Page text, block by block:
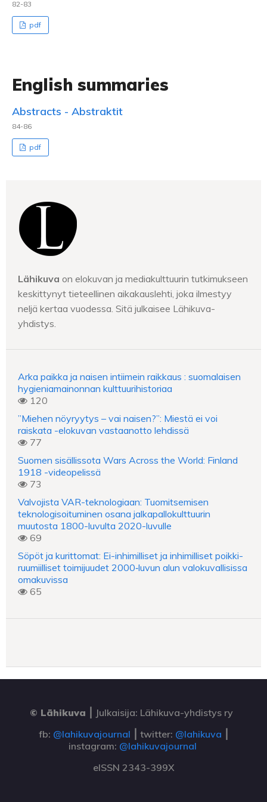
82-83
pdf
English summaries
Abstracts - Abstraktit
84-86
pdf
Lähikuva on elokuvan ja mediakulttuurin tutkimukseen
keskittynyt tieteellinen aikakauslehti, joka ilmestyy
neljä kertaa vuodessa. Sitä julkaisee Lähikuva-
yhdistys.
Arka paikka ja naisen intiimein raikkaus : suomalaisen
hygieniamainonnan kulttuurihistoriaa
120
”Miehen nöyryytys – vai naisen?”: Miestä ei voi
raiskata -elokuvan vastaanotto lehdissä
77
Suomen sisällissota Wars Across the World: Finland
1918 -videopelissä
73
Valvojista VAR-teknologiaan: Tuomitsemisen
teknologisoituminen osana jalkapallokulttuurin
muutosta 1800-luvulta 2020-luvulle
69
Söpöt ja kurittomat: Ei-inhimilliset ja inhimilliset poikki-
ruumiilliset toimijuudet 2000‑luvun alun valokuvallisissa
omakuvissa
65
© Lähikuva
Julkaisija: Lähikuva-yhdistys ry
fb: @lahikuvajournal ⎮ twitter: @lahikuva
instagram: @lahikuvajournal
eISSN 2343-399X